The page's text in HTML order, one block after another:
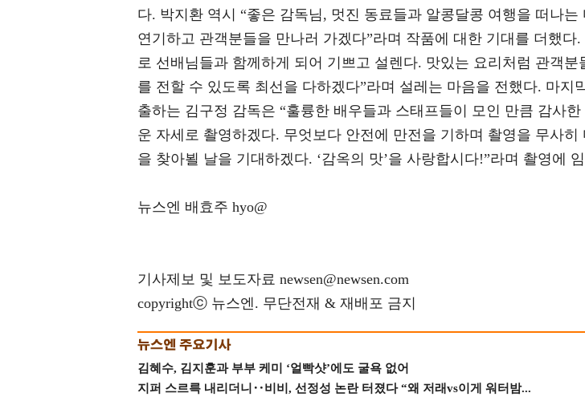
다. 박지환 역시 “좋은 감독님, 멋진 동료들과 알콩달콩 여행을 떠나는
연기하고 관객분들을 만나러 가겠다”라며 작품에 대한 기대를 더했다
로 선배님들과 함께하게 되어 기쁘고 설렌다. 맛있는 요리처럼 관객분
를 전할 수 있도록 최선을 다하겠다”라며 설레는 마음을 전했다. 마지
출하는 김구정 감독은 “훌륭한 배우들과 스태프들이 모인 만큼 감사
운 자세로 촬영하겠다. 무엇보다 안전에 만전을 기하며 촬영을 무사히
을 찾아뵐 날을 기대하겠다. ‘감옥의 맛’을 사랑합시다!”라며 촬영에
뉴스엔 배효주 hyo@
기사제보 및 보도자료 newsen@newsen.com
copyrightⓒ 뉴스엔. 무단전재 & 재배포 금지
김혜수, 김지훈과 부부 케미 ‘얼빡샷’에도 굴욕 없어
지퍼 스르륵 내리더니‥비비, 선정성 논란 터졌다 “왜 저래vs이게 워터밤...